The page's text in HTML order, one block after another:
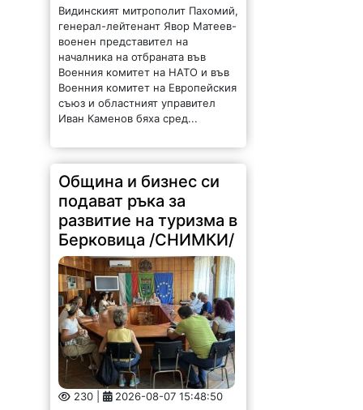
Видинският митрополит Пахомий,
генерал-лейтенант Явор Матеев-
военен представител на
началника на отбраната във
Военния комитет на НАТО и във
Военния комитет на Европейския
съюз и областният управител
Иван Каменов бяха сред...
Община и бизнес си
подават ръка за
развитие на туризма в
Берковица /СНИМКИ/
230 | 2026-08-07 15:48:50